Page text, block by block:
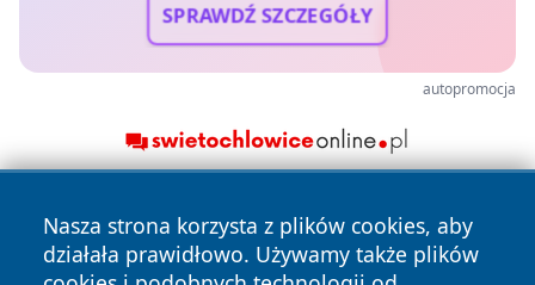
SPRAWDŹ SZCZEGÓŁY
autopromocja
Nasza strona korzysta z plików cookies, aby
działała prawidłowo. Używamy także plików